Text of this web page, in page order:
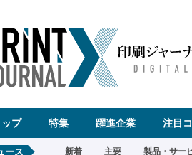
ップ 特集 躍進企業 注目
ース 新着 主要 製品・サー